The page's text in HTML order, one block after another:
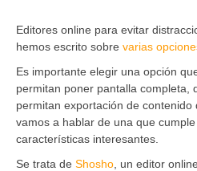
Editores online para evitar
hemos escrito sobre varias
Es importante elegir una opción
permitan poner pantalla completa,
permitan exportación de
vamos a hablar de una que
características interesantes.
Se trata de Shosho , un editor